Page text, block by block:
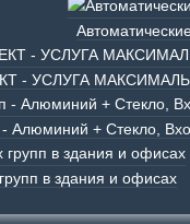
- УСЛУГА
- Алюминий + Стекло,
в здания и офисах